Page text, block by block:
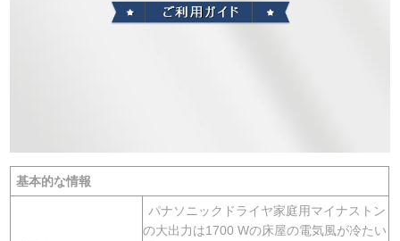
基本的な情報
パナソニックドライヤ家庭用マイナストン
の大出力は1700 Wの床屋の電気風が冷たい